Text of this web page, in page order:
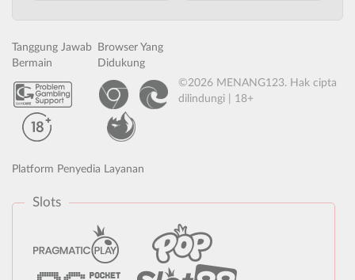
Tanggung Jawab
Bermain
Browser Yang
Didukung
©2026 MENANG123. Hak cipta
dilindungi | 18+
Platform Penyedia Layanan
Slots